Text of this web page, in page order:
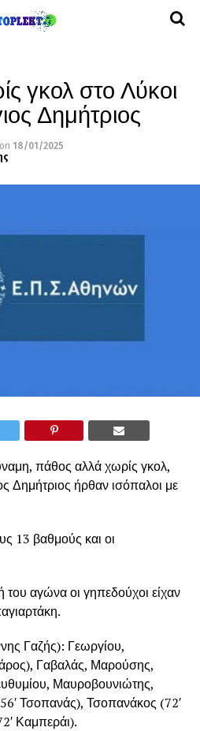
γκολ στο Λύκοι
Δημήτριος
on 18/01/2025
πάθος αλλά χωρίς γκολ,
Δημήτριος ήρθαν ισόπαλοι με
13 βαθμούς και οι
του αγώνα οι γηπεδούχοι είχαν
Γαζής): Γεωργίου,
Γαβαλάς, Μαρούσης,
Μαυροβουνιώτης,
Τσοπανάς), Τσοπανάκος (72′
Καμπεράι).